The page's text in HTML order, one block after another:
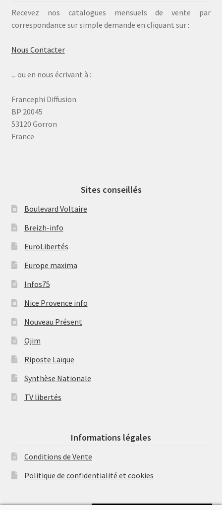
Recevez nos catalogues mensuels de vente par
correspondance sur simple demande en cliquant sur :
Nous Contacter
... ou en nous écrivant à :
Francephi Diffusion
BP 20045
53120 Gorron
France
Sites conseillés
Boulevard Voltaire
Breizh-info
EuroLibertés
Europe maxima
Infos75
Nice Provence info
Nouveau Présent
Ojim
Riposte Laïque
Synthèse Nationale
TV libertés
Informations légales
Conditions de Vente
Politique de confidentialité et cookies